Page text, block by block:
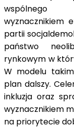
wyznacznikiem
partii
państwo
rynkowym w
W modelu
plan dalszy.
inkluzja oraz
wyznacznikiem
na priorytecie